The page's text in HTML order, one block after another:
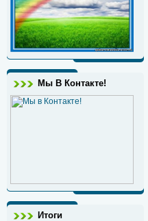
Мы В Контакте!
Итоги